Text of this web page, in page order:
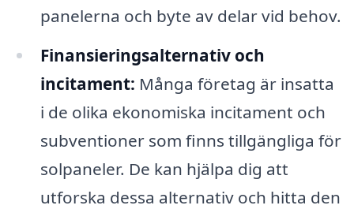
panelerna och byte av delar vid behov.
Finansieringsalternativ och
incitament: Många företag är insatta
i de olika ekonomiska incitament och
subventioner som finns tillgängliga för
solpaneler. De kan hjälpa dig att
utforska dessa alternativ och hitta den